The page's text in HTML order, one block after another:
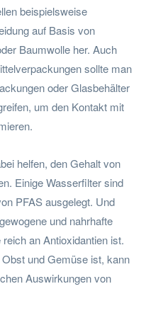
beispielsweise
auf Basis von
Baumwolle her. Auch
sollte man
oder Glasbehälter
um den Kontakt mit
helfen, den Gehalt von
Einige Wasserfilter sind
PFAS ausgelegt. Und
und nahrhafte
an Antioxidantien ist.
und Gemüse ist, kann
Auswirkungen von